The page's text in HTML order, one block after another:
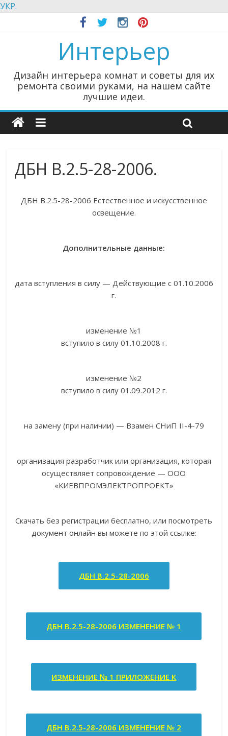
УКР.
Интерьер
Дизайн интерьера комнат и советы для их
ремонта своими руками, на нашем сайте
лучшие идеи.
ДБН В.2.5-28-2006.
ДБН В.2.5-28-2006 Естественное и искусственное
освещение.
Дополнительные данные:
дата вступления в силу — Действующие с 01.10.2006
г.
изменение №1
вступило в силу 01.10.2008 г.
изменение №2
вступило в силу 01.09.2012 г.
на замену (при наличии) — Взамен СНиП II-4-79
организация разработчик или организация, которая
осуществляет сопровождение — ООО
«КИЕВПРОМЭЛЕКТРОПРОЕКТ»
Скачать без регистрации бесплатно, или посмотреть
документ онлайн вы можете по этой ссылке:
ДБН В.2.5-28-2006
ДБН В.2.5-28-2006 ИЗМЕНЕНИЕ № 1
ИЗМЕНЕНИЕ № 1 ПРИЛОЖЕНИЕ К
ДБН В.2.5-28-2006 ИЗМЕНЕНИЕ № 2